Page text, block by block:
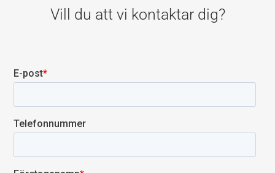
Vill du att vi kontaktar dig?